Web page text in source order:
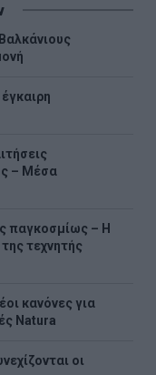
– Μέσα
παγκοσμίως – Η
τεχνητής
κανόνες για
Natura
οι